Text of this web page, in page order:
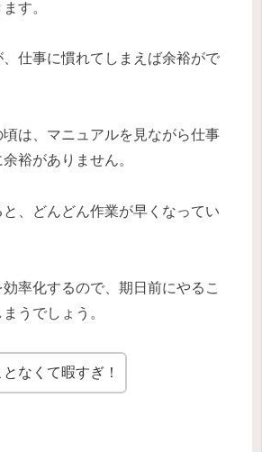
す。
仕事に慣れてしまえば余裕がで
は、マニュアルを見ながら仕事
裕がありません。
、どんどん作業が早くなってい
率化するので、期日前にやるこ
うでしょう。
なくて暇すぎ！